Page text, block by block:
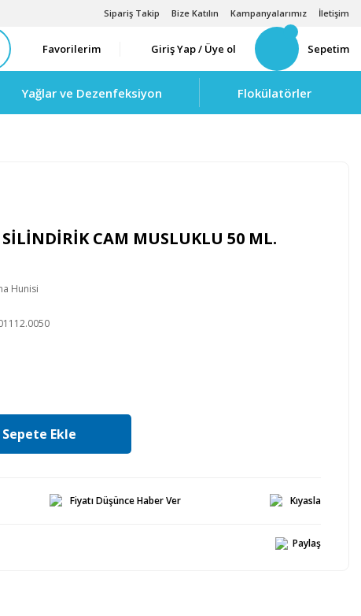
Sipariş Takip Bize Katılın Kampanyalarımız İletişim
Favorilerim Giriş Yap / Üye ol Sepetim
Yağlar ve Dezenfeksiyon Flokülatörler
CAM MUSLUKLU 50 ML.
Hunisi
Sepete Ekle
Fiyatı Düşünce Haber Ver Kıyasla
Paylaş